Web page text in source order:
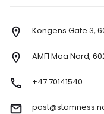
Kongens Gate 3,
AMFI Moa Nord,
+47 70141540